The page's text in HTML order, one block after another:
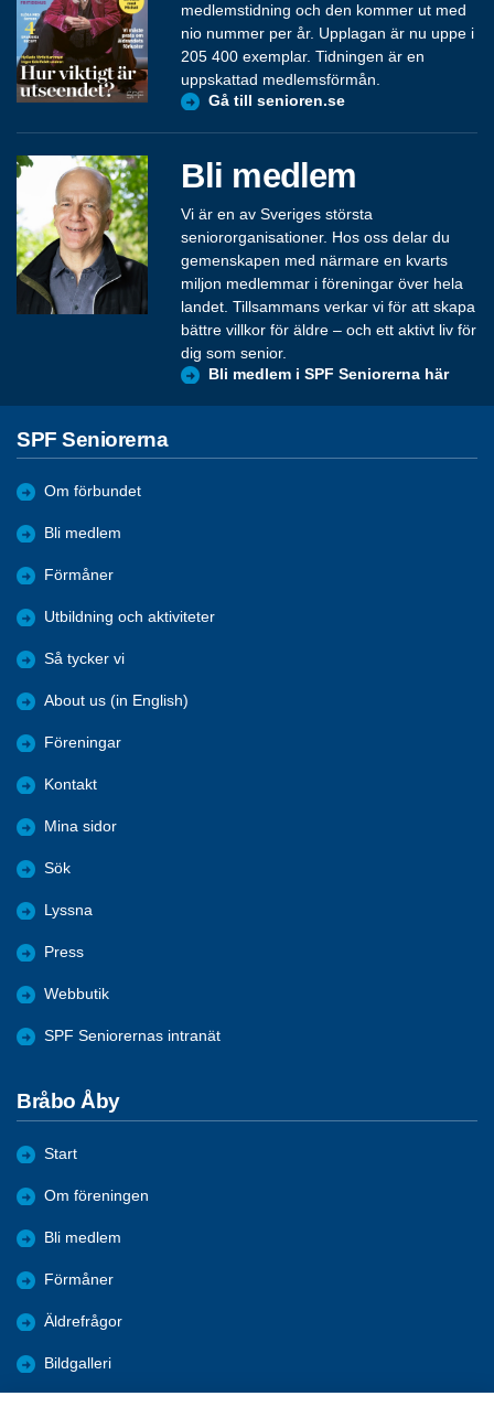
medlemstidning och den kommer ut med
nio nummer per år. Upplagan är nu uppe i
205 400 exemplar. Tidningen är en
uppskattad medlemsförmån.
Gå till senioren.se
Bli medlem
Vi är en av Sveriges största
seniororganisationer. Hos oss delar du
gemenskapen med närmare en kvarts
miljon medlemmar i föreningar över hela
landet. Tillsammans verkar vi för att skapa
bättre villkor för äldre – och ett aktivt liv för
dig som senior.
Bli medlem i SPF Seniorerna här
SPF Seniorerna
Om förbundet
Bli medlem
Förmåner
Utbildning och aktiviteter
Så tycker vi
About us (in English)
Föreningar
Kontakt
Mina sidor
Sök
Lyssna
Press
Webbutik
SPF Seniorernas intranät
Bråbo Åby
Start
Om föreningen
Bli medlem
Förmåner
Äldrefrågor
Bildgalleri